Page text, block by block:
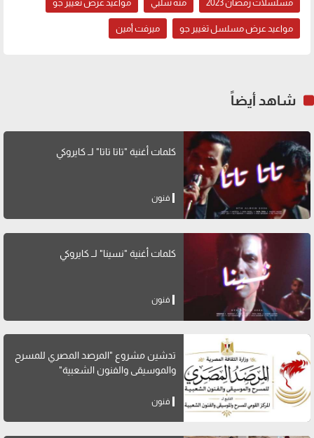
مسلسلات رمضان 2023 منة شلبي مواعيد عرض تغيير جو
مواعيد عرض مسلسل تغيير جو ميرفت أمين
شاهد أيضاً
كلمات أغنية "تاتا تاتا" لــ كايروكي
فنون
كلمات أغنية "نسينا" لــ كايروكي
فنون
تدشين مشروع "المرصد المصري للمسرح
والموسيقى والفنون الشعبية"
فنون